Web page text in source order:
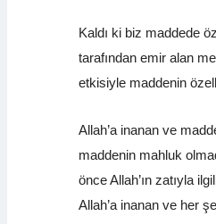
Kaldı ki biz maddede
tarafından emir alan
etkisiyle maddenin
Allah’a inanan ve
maddenin mahluk
önce Allah’ın zatıyla
Allah’a inanan ve her